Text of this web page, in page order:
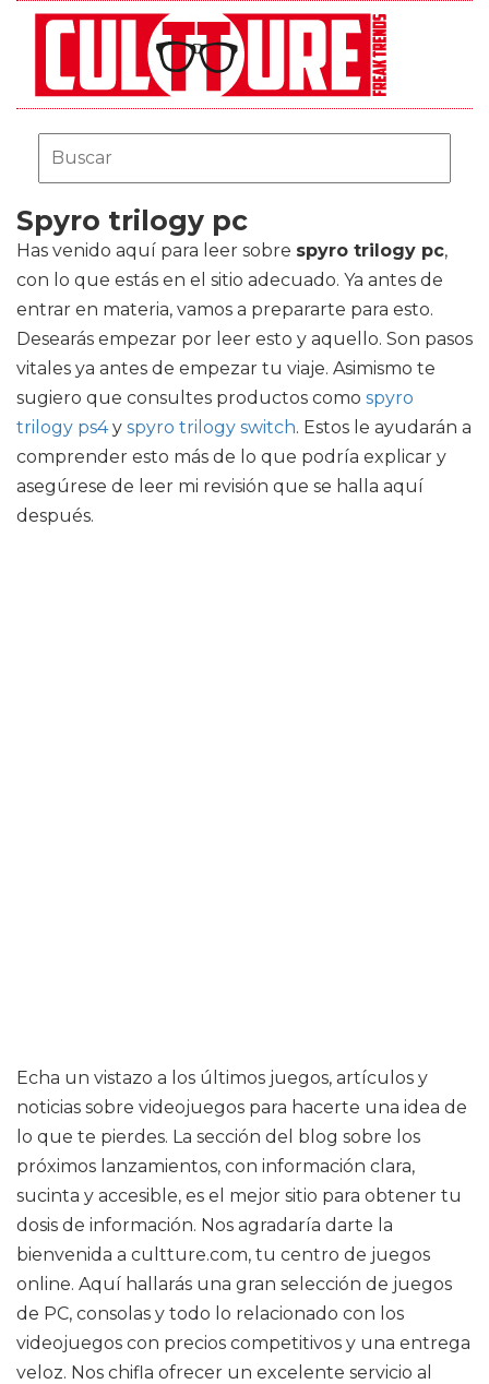
Spyro trilogy pc
Has venido aquí para leer sobre spyro trilogy pc,
con lo que estás en el sitio adecuado. Ya antes de
entrar en materia, vamos a prepararte para esto.
Desearás empezar por leer esto y aquello. Son pasos
vitales ya antes de empezar tu viaje. Asimismo te
sugiero que consultes productos como spyro
trilogy ps4y spyro trilogy switch. Estos le ayudarán a
comprender esto más de lo que podría explicar y
asegúrese de leer mi revisión que se halla aquí
después.
Echa un vistazo a los últimos juegos, artículos y
noticias sobre videojuegos para hacerte una idea de
lo que te pierdes. La sección del blog sobre los
próximos lanzamientos, con información clara,
sucinta y accesible, es el mejor sitio para obtener tu
dosis de información. Nos agradaría darte la
bienvenida a cultture.com, tu centro de juegos
online. Aquí hallarás una gran selección de juegos
de PC, consolas y todo lo relacionado con los
videojuegos con precios competitivos y una entrega
veloz. Nos chifla ofrecer un excelente servicio al